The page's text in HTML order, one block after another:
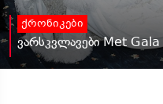
ქრონიკები
ვარსკვლავები Met